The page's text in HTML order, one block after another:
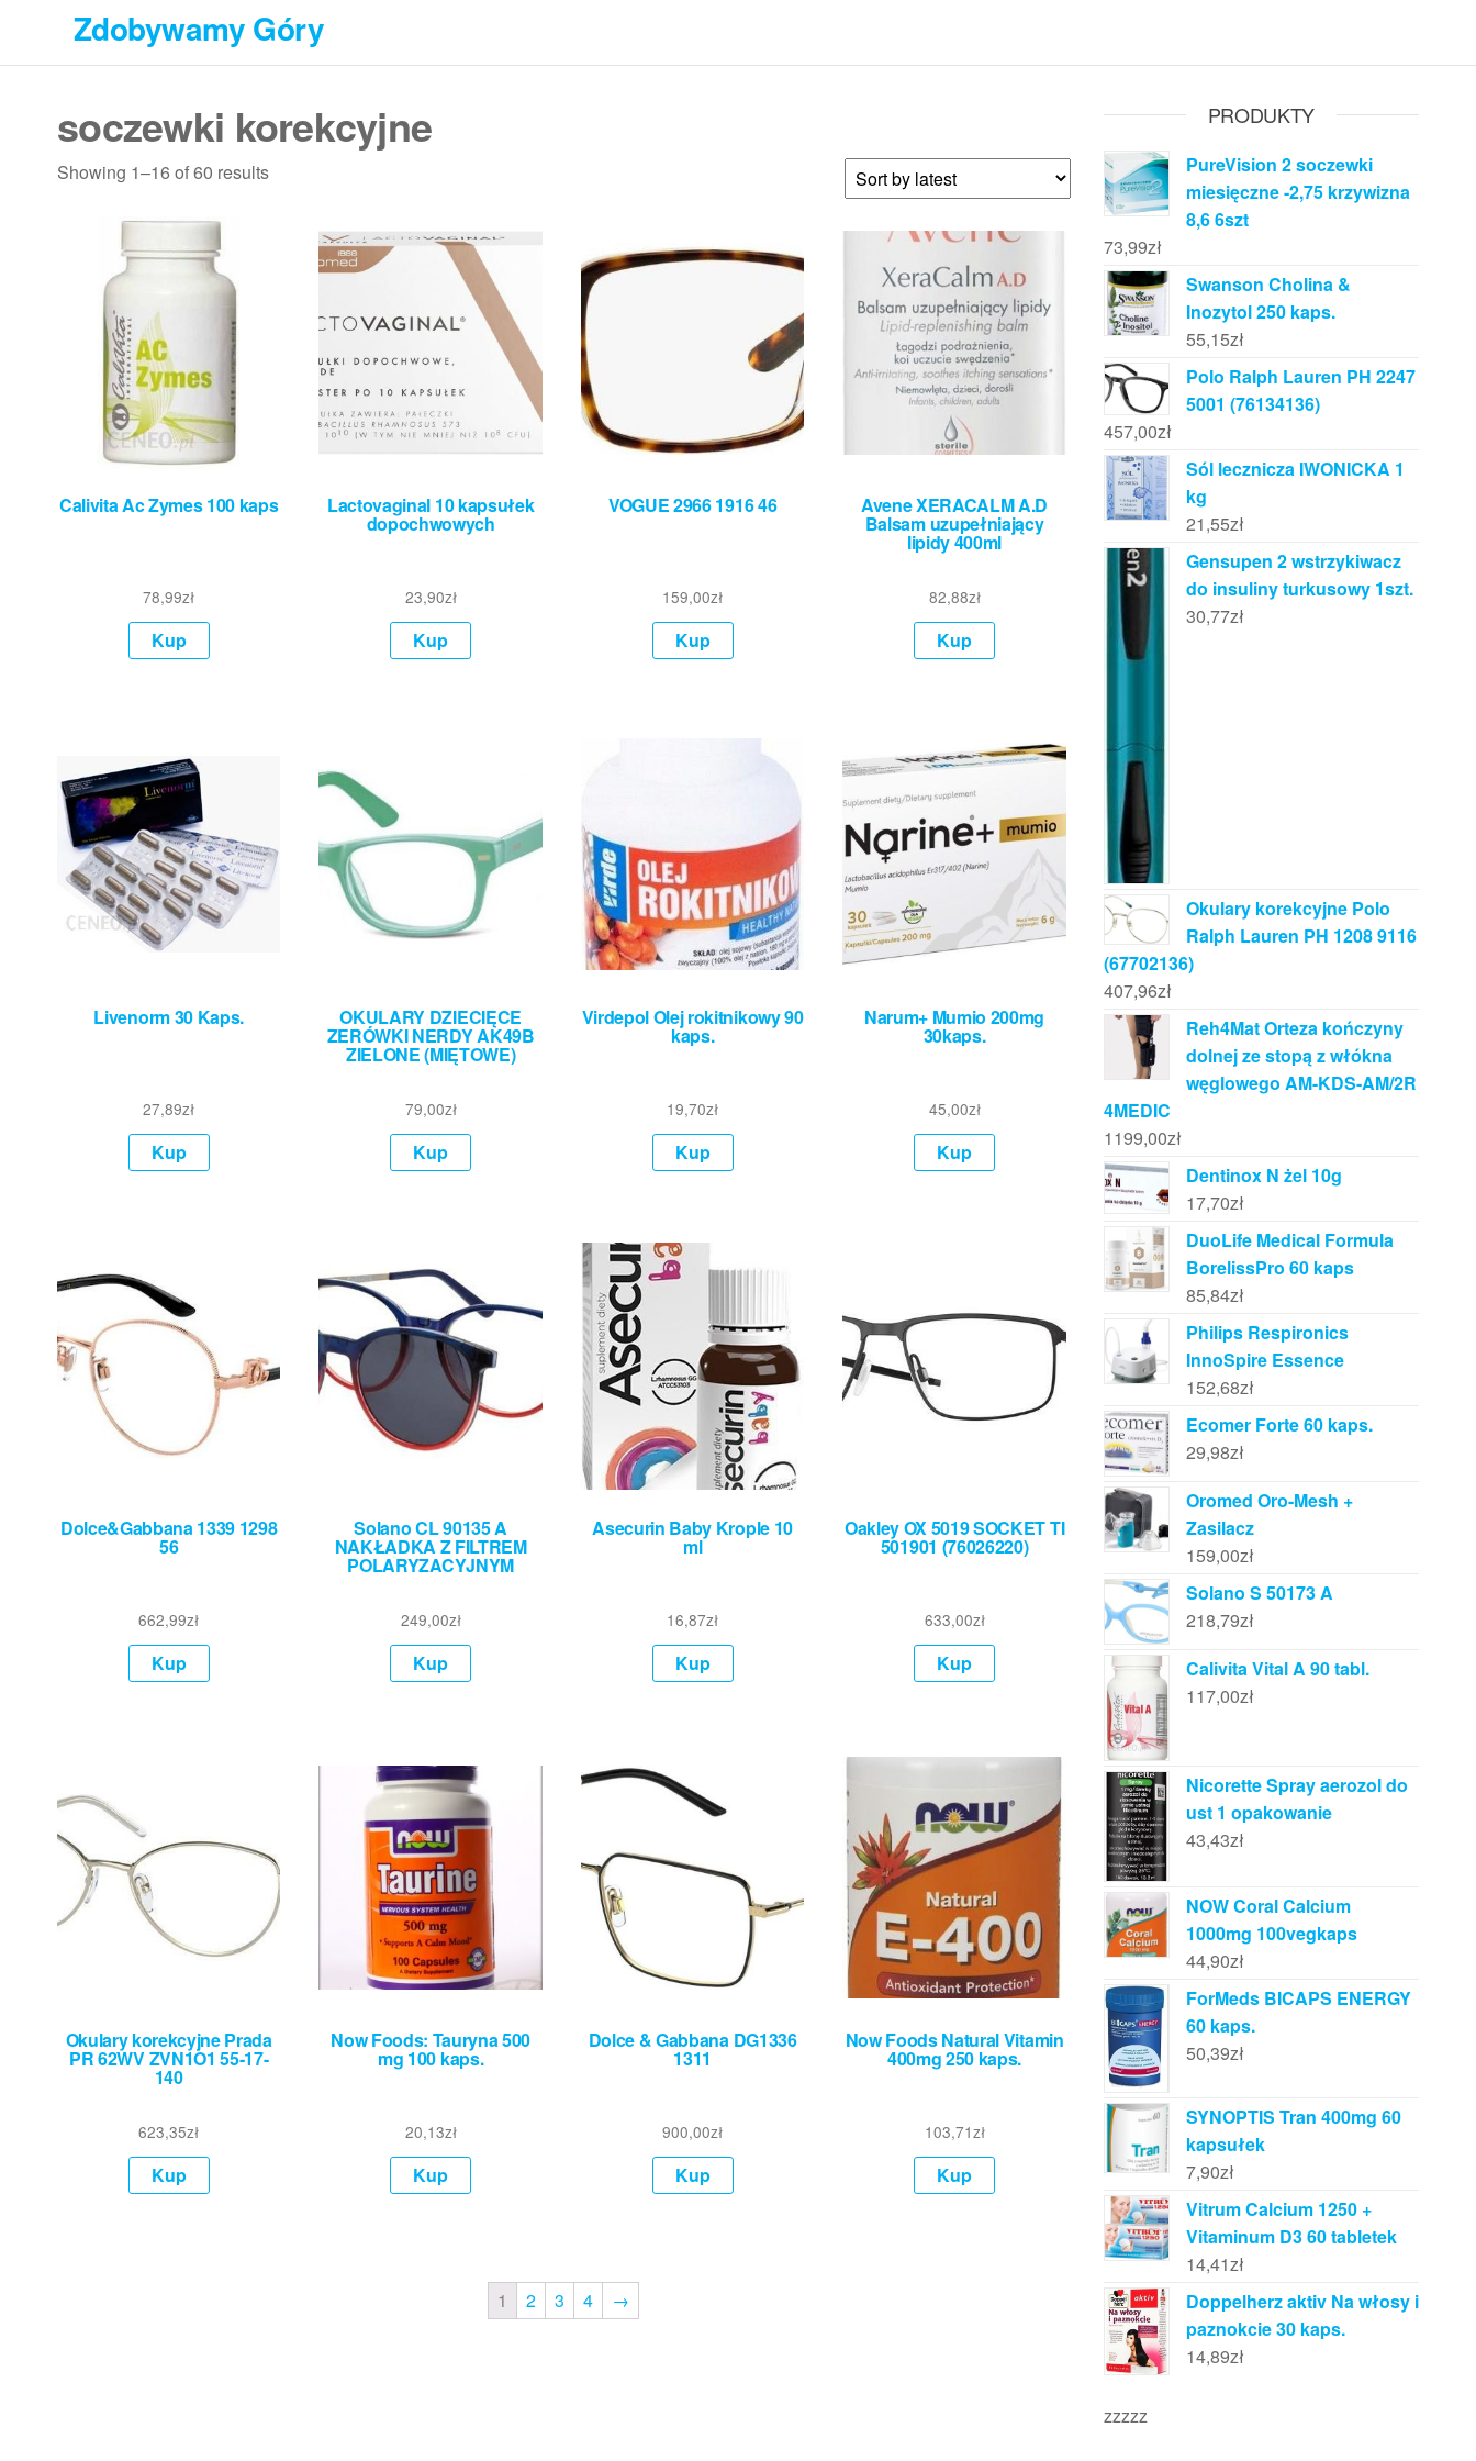
treści
Zdobywamy Góry
soczewki korekcyjne
Showing 1–16 of 60 results
Calivita Ac Zymes 100 kaps
78,99zł
Kup
Lactovaginal 10 kapsułek
dopochwowych
23,90zł
Kup
VOGUE 2966 1916 46
159,00zł
Kup
Avene XERACALM A.D
Balsam uzupełniający
lipidy 400ml
82,88zł
Kup
Livenorm 30 Kaps.
27,89zł
Kup
OKULARY DZIECIĘCE
ZERÓWKI NERDY AK49B
ZIELONE (MIĘTOWE)
79,00zł
Kup
Virdepol Olej rokitnikowy 90
kaps.
19,70zł
Kup
Narum+ Mumio 200mg
30kaps.
45,00zł
Kup
Dolce&Gabbana 1339 1298
56
662,99zł
Kup
Solano CL 90135 A
NAKŁADKA Z FILTREM
POLARYZACYJNYM
249,00zł
Kup
Asecurin Baby Krople 10
ml
16,87zł
Kup
Oakley OX 5019 SOCKET TI
501901 (76026220)
633,00zł
Kup
Okulary korekcyjne Prada
PR 62WV ZVN1O1 55-17-
140
623,35zł
Kup
Now Foods: Tauryna 500
mg 100 kaps.
20,13zł
Kup
Dolce & Gabbana DG1336
1311
900,00zł
Kup
Now Foods Natural Vitamin
400mg 250 kaps.
103,71zł
Kup
1 2 3 4 →
PRODUKTY
PureVision 2 soczewki
miesięczne -2,75 krzywizna
8,6 6szt
73,99zł
Swanson Cholina &
Inozytol 250 kaps.
55,15zł
Polo Ralph Lauren PH 2247
5001 (76134136)
457,00zł
Sól lecznicza IWONICKA 1
kg
21,55zł
Gensupen 2 wstrzykiwacz
do insuliny turkusowy 1szt.
30,77zł
Okulary korekcyjne Polo
Ralph Lauren PH 1208 9116
(67702136)
407,96zł
Reh4Mat Orteza kończyny
dolnej ze stopą z włókna
węglowego AM-KDS-AM/2R
4MEDIC
1199,00zł
Dentinox N żel 10g
17,70zł
DuoLife Medical Formula
BorelissPro 60 kaps
85,84zł
Philips Respironics
InnoSpire Essence
152,68zł
Ecomer Forte 60 kaps.
29,98zł
Oromed Oro-Mesh +
Zasilacz
159,00zł
Solano S 50173 A
218,79zł
Calivita Vital A 90 tabl.
117,00zł
Nicorette Spray aerozol do
ust 1 opakowanie
43,43zł
NOW Coral Calcium
1000mg 100vegkaps
44,90zł
ForMeds BICAPS ENERGY
60 kaps.
50,39zł
SYNOPTIS Tran 400mg 60
kapsułek
7,90zł
Vitrum Calcium 1250 +
Vitaminum D3 60 tabletek
14,41zł
Doppelherz aktiv Na włosy i
paznokcie 30 kaps.
14,89zł
zzzzz